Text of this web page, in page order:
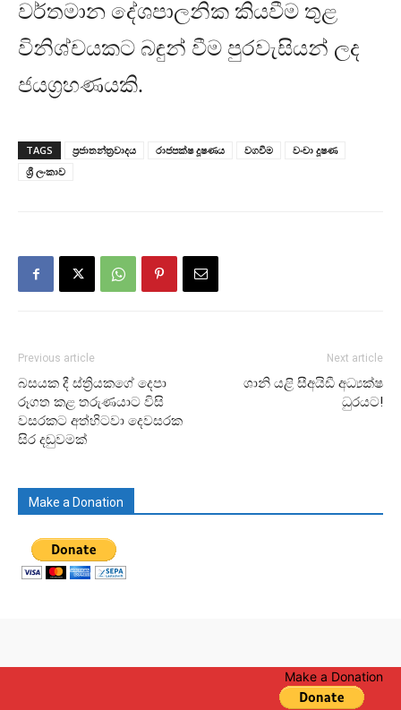
වර්තමාන දේශපාලනික කියවීම තුළ
විනිශ්චයකට බඳුන් වීම පුරවැසියන් ලද
ජයග්‍රහණයකි.
TAGS ප්‍රජාතන්ත්‍රවාදය රාජපක්ෂ දූෂණය වගවීම
වංචා දූෂණ
ශ්‍රී ලංකාව
Previous article
බසයක දී ස්ත්‍රියකගේ දෙපා
රූගත කළ තරුණයාට විසි
වසරකට අත්හිටවා දෙවසරක
සිර දඬුවමක්
Next article
ශානි යළි සීඅයිඩී අධ්‍යක්ෂ
ධුරයට!
Make a Donation
Make a Donation